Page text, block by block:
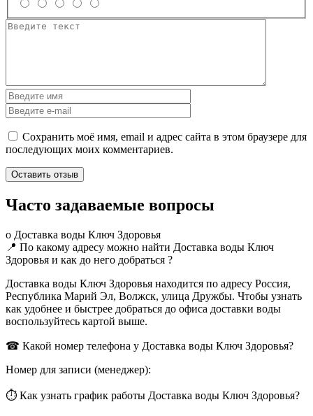
Сохранить моё имя, email и адрес сайта в этом браузере для
последующих моих комментариев.
Часто задаваемые вопросы
о Доставка воды Ключ Здоровья
📍 По какому адресу можно найти Доставка воды Ключ
Здоровья и как до него добраться ?
Доставка воды Ключ Здоровья находится по адресу Россия,
Республика Марий Эл, Волжск, улица Дружбы. Чтобы узнать
как удобнее и быстрее добраться до офиса доставки воды
воспользуйтесь картой выше.
☎ Какой номер телефона у Доставка воды Ключ Здоровья?
Номер для записи (менеджер):
⏱ Как узнать график работы Доставка воды Ключ Здоровья?